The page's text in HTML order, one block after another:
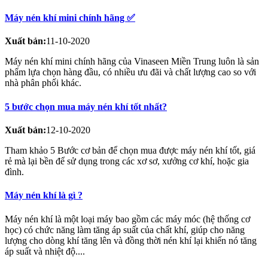
Máy nén khí mini chính hãng ✅
Xuất bản:11-10-2020
Máy nén khí mini chính hãng của Vinaseen Miền Trung luôn là sản
phẩm lựa chọn hàng đầu, có nhiều ưu đãi và chất lượng cao so với
nhà phân phối khác.
5 bước chọn mua máy nén khí tốt nhất?
Xuất bản:12-10-2020
Tham khảo 5 Bước cơ bản để chọn mua được máy nén khí tốt, giá
rẻ mà lại bền để sử dụng trong các xơ sơ, xưởng cơ khí, hoặc gia
đình.
Máy nén khí là gì ?
Máy nén khí là một loại máy bao gồm các máy móc (hệ thống cơ
học) có chức năng làm tăng áp suất của chất khí, giúp cho năng
lượng cho dòng khí tăng lên và đồng thời nén khí lại khiến nó tăng
áp suất và nhiệt độ....